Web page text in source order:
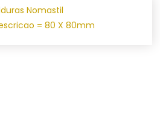
Nomastil
= 80 X 80mm